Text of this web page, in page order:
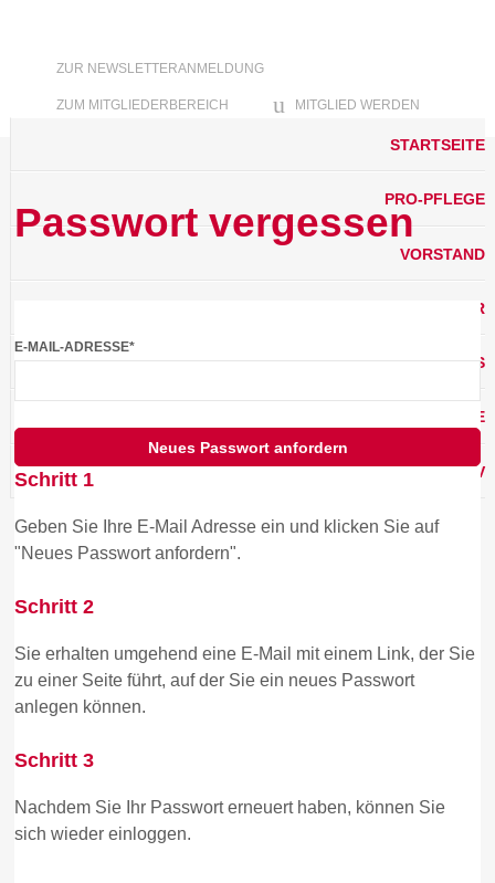
ZUR NEWSLETTERANMELDUNG
ZUM MITGLIEDERBEREICH MITGLIED WERDEN
STARTSEITE
PRO-PFLEGE
VORSTAND
MITGLIEDER
ENP & BASS
TERMINE
PPBV
Passwort vergessen
E-MAIL-ADRESSE*
Neues Passwort anfordern
Schritt 1
Geben Sie Ihre E-Mail Adresse ein und klicken Sie auf
"Neues Passwort anfordern".
Schritt 2
Sie erhalten umgehend eine E-Mail mit einem Link, der Sie
zu einer Seite führt, auf der Sie ein neues Passwort
anlegen können.
Schritt 3
Nachdem Sie Ihr Passwort erneuert haben, können Sie
sich wieder einloggen.